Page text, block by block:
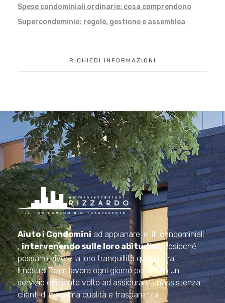
Spese condominiali ordinarie: cosa comprendono
Supercondominio: regole, gestione e assemblea
RICHIEDI INFORMAZIONI
Amministrazioni Rizzardo
Il tuo condominio trasparente
Aiuto i Condominiad appianare le liti condominiali
,intervenendo sulle loro abitudini, cosicché
possano vivere la loro tranquillità quotidiana.
Il nostro Team lavora ogni giorno per offrire un
servizio efficiente volto ad assicurare un’assistenza
clienti di massima qualità e trasparenza.